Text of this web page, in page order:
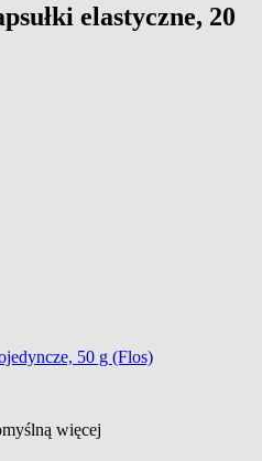
elastyczne, 20
50 g (Flos)
więcej